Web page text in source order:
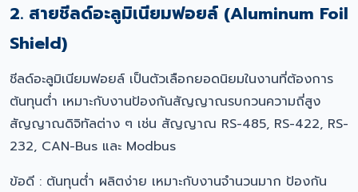
2. สายชีลด์อะลูมิเนียมฟอยล์ (Aluminum Foil
Shield)
ชีลด์อะลูมิเนียมฟอยล์ เป็นตัวเลือกยอดนิยมในงานที่ต้องการ
ต้นทุนต่ำ เหมาะกับงานป้องกันสัญญาณรบกวนความถี่สูง
สัญญาณดิจิทัลต่าง ๆ เช่น สัญญาณ RS-485, RS-422, RS-
232, CAN-Bus และ Modbus
ข้อดี : ต้นทุนต่ำ ผลิตง่าย เหมาะกับงานจำนวนมาก ป้องกัน